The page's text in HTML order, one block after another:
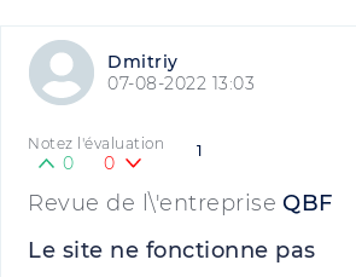
Dmitriy
07-08-2022 13:03
1
Notez l'évaluation
0 0
Revue de l\'entreprise QBF
Le site ne fonctionne pas